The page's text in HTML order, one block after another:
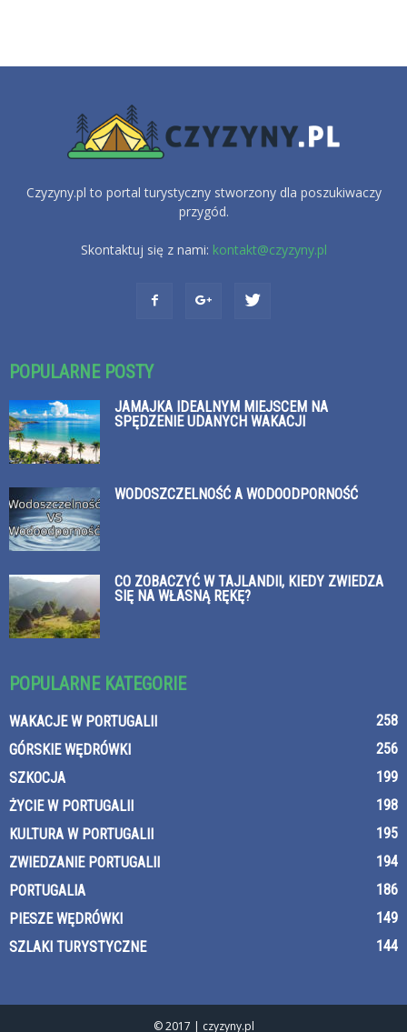
Czyzyny.pl to portal turystyczny stworzony dla poszukiwaczy
przygód.
Skontaktuj się z nami: kontakt@czyzyny.pl
POPULARNE POSTY
JAMAJKA IDEALNYM MIEJSCEM NA
SPĘDZENIE UDANYCH WAKACJI
WODOSZCZELNOŚĆ A WODOODPORNOŚĆ
CO ZOBACZYĆ W TAJLANDII, KIEDY ZWIEDZA
SIĘ NA WŁASNĄ RĘKĘ?
POPULARNE KATEGORIE
WAKACJE W PORTUGALII
258
GÓRSKIE WĘDRÓWKI
256
SZKOCJA
199
ŻYCIE W PORTUGALII
198
KULTURA W PORTUGALII
195
ZWIEDZANIE PORTUGALII
194
PORTUGALIA
186
PIESZE WĘDRÓWKI
149
SZLAKI TURYSTYCZNE
144
© 2017 | czyzyny.pl